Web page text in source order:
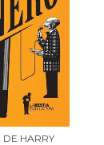
DE HARRY